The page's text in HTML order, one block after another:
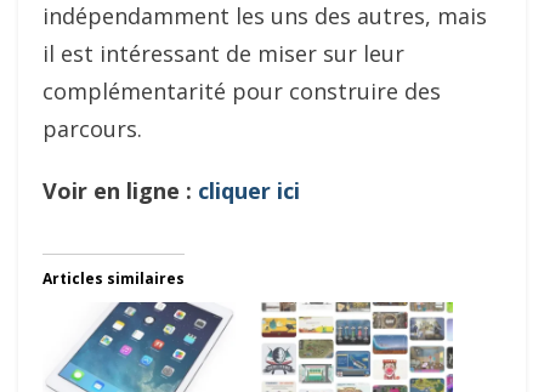
indépendamment les uns des autres, mais
il est intéressant de miser sur leur
complémentarité pour construire des
parcours.
Voir en ligne : cliquer ici
Articles similaires